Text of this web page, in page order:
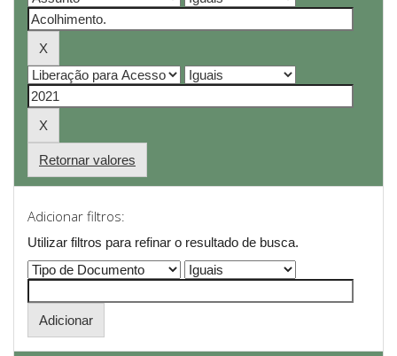
Retornar valores
Adicionar filtros:
Utilizar filtros para refinar o resultado de busca.